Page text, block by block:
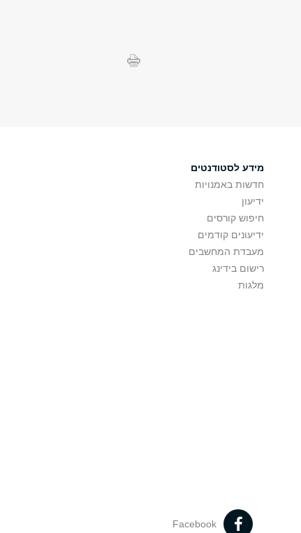
מידע לסטודנטים
חדשות באמנויות
ידיעון
חיפוש קורסים
ידיעונים קודמים
מעבדת המחשבים
רישום בידינג
מלגות
Facebook